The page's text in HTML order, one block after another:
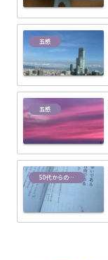
五感
五感
50代からの設計図